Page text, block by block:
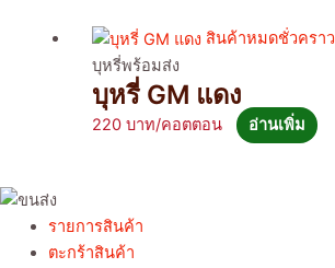
สินค้าหมดชั่วคราว
บุหรี่พร้อมส่ง
บุหรี่ GM แดง
220 อ่านเพิ่ม
รายการสินค้า
ตะกร้าสินค้า